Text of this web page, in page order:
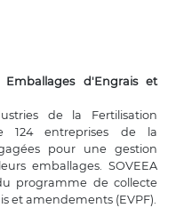
d'Engrais et
de la Fertilisation
124 entreprises de la
pour une gestion
emballages. SOVEEA
programme de collecte
et amendements (EVPF).